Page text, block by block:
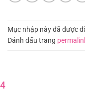
Mục nhập này đã được
Đánh dấu trang
4